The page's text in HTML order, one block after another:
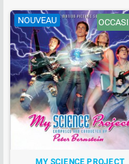
NOUVEAU
MY SCIENCE PROJECT